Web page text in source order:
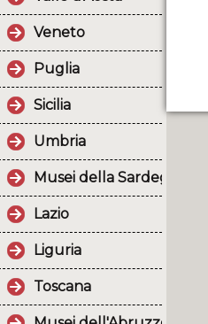
Veneto
Puglia
Sicilia
Umbria
Musei della Sardegna
Lazio
Liguria
Toscana